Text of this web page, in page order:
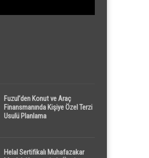
Fuzul’den Konut ve Araç
Finansmanında Kişiye Özel Terzi
Usulü Planlama
Helal Sertifikalı Muhafazakar